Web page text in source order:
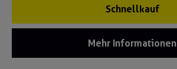
Schnellkauf
Mehr Informationen